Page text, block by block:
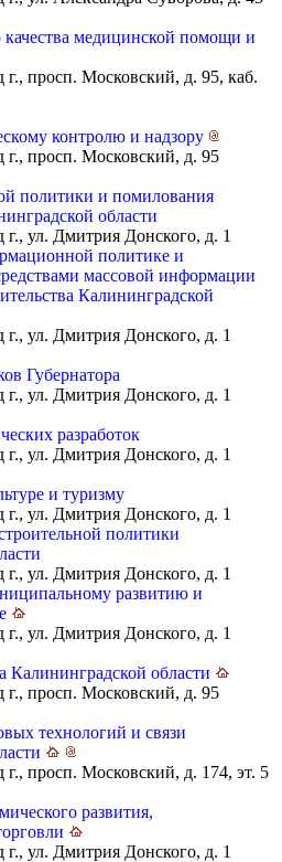
медицинской помощи и
г., просп. Московский, д. 95, каб.
контролю и надзору
г., просп. Московский, д. 95
политики и помилования
области
ул. Дмитрия Донского, д. 1
политике и
массовой информации
Калининградской
ул. Дмитрия Донского, д. 1
Губернатора
ул. Дмитрия Донского, д. 1
разработок
ул. Дмитрия Донского, д. 1
и туризму
ул. Дмитрия Донского, д. 1
политики
ул. Дмитрия Донского, д. 1
развитию и
ул. Дмитрия Донского, д. 1
Калининградской области
г., просп. Московский, д. 95
технологий и связи
г., просп. Московский, д. 174, эт. 5
развития,
ул. Дмитрия Донского, д. 1